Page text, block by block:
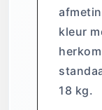
kleur
18 kg.